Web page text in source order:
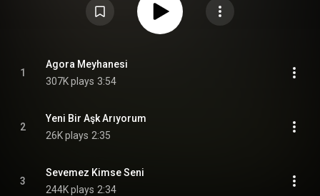
1
Agora Meyhanesi
307K plays 3:54
2
Yeni Bir Aşk Arıyorum
26K plays 2:35
3
Sevemez Kimse Seni
244K plays 2:34